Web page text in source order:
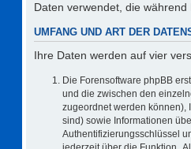
Daten verwendet, die
UMFANG UND ART DER
Ihre Daten werden auf vier
Die Forensoftware phpBB
und die zwischen den
zugeordnet werden können),
sind) sowie Informationen
Authentifizierungsschlüssel